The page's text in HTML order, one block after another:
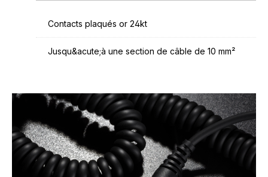
Contacts plaqués or 24kt
Jusqu&acute;à une section de câble de 10 mm²